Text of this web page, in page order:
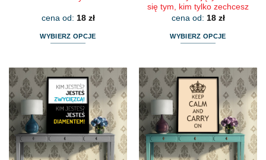
cena od: 18 zł
WYBIERZ OPCJE
ma
wiele
wariantów.
Opcje
można
wybrać
na
się tym, kim tylko zechcesz
cena od: 18 zł
WYBIERZ OPCJE
ma
wiele
wariantów.
Opcje
można
wybrać
na